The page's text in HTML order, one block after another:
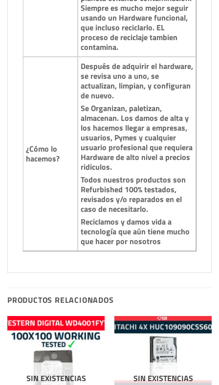
Siempre es mucho mejor seguir
usando un Hardware funcional,
que incluso reciclarlo. EL
proceso de reciclaje tambien
contamina.
¿Cómo lo
hacemos?
Después de adquirir el hardware,
se revisa uno a uno, se
actualizan, limpian, y configuran
de nuevo.
Se Organizan, paletizan,
almacenan. Los damos de alta y
los hacemos llegar a empresas,
usuarios, Pymes y cualquier
usuario profesional que requiera
Hardware de alto nivel a precios
ridiculos.
Todos nuestros productos son
Refurbished 100% testados,
revisados y/o reparados en el
caso de necesitarlo.
Reciclamos y damos vida a
tecnología que aún tiene mucho
que hacer por nosotros
PRODUCTOS RELACIONADOS
SIN EXISTENCIAS SIN EXISTENCIAS